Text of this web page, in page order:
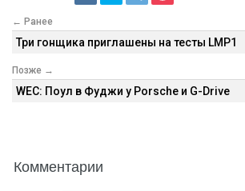
← Ранее
Три гонщика приглашены на тесты LMP1
Позже →
WEC: Поул в Фуджи у Porsche и G-Drive
Комментарии